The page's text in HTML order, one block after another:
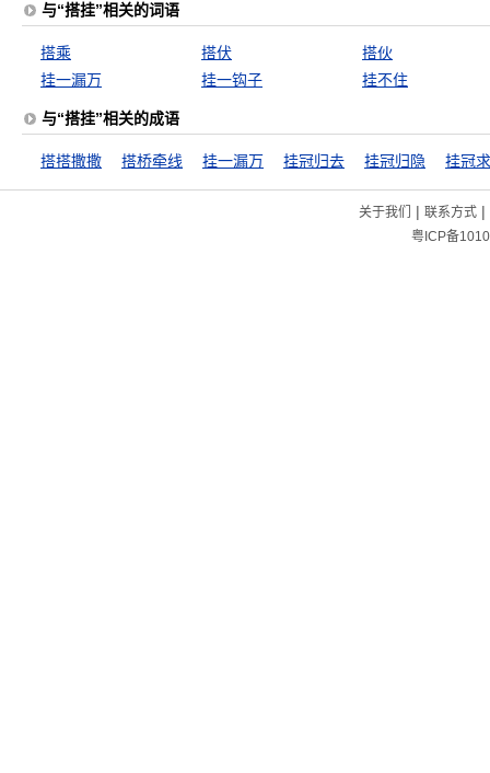
与“搭挂”相关的词语
搭乘 搭伏
搭伙
挂一漏万
挂一钩子 挂不住
与“搭挂”相关的成语
搭搭撒撒 搭桥牵线 挂一漏万 挂冠归去 挂冠归隐 挂冠
关于我们 | 联系方式|
粤ICP备